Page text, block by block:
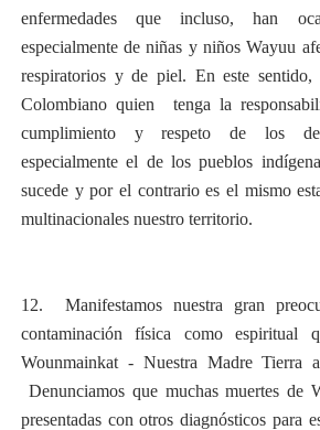
enfermedades que incluso, han
especialmente de niñas y niños Wayuu
respiratorios y de piel. En este sentido,
Colombiano quien tenga la
cumplimiento y respeto de los
especialmente el de los pueblos
sucede y por el contrario es el mismo
multinacionales nuestro territorio.
12. Manifestamos nuestra gran
contaminación física como espiritual
Wounmainkat - Nuestra Madre Tierra
Denunciamos que muchas muertes de
presentadas con otros diagnósticos para